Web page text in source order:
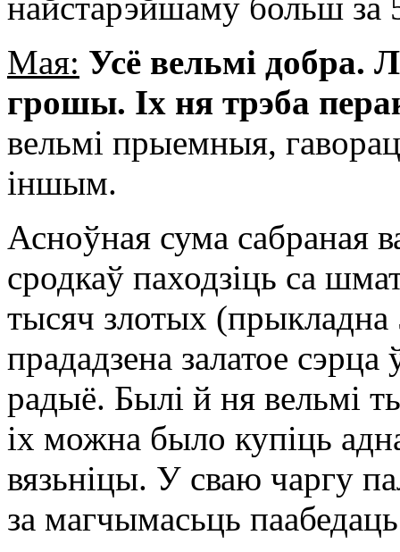
Мая: Усё вельмі добра.
грошы. Іх ня трэба
вельмі прыемныя,
іншым.
Асноўная сума сабраная
сродкаў паходзіць са
тысяч злотых
прададзена залатое
радыё. Былі й ня вельмі
іх можна было купіць
вязьніцы. У сваю чаргу
за магчымасьць паабедаць